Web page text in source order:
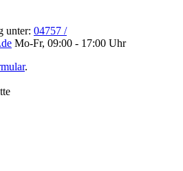
unter: 04757 /
Mo-Fr, 09:00 - 17:00 Uhr
.